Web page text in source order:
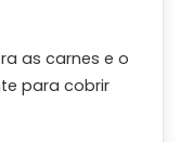
as carnes e o
para cobrir